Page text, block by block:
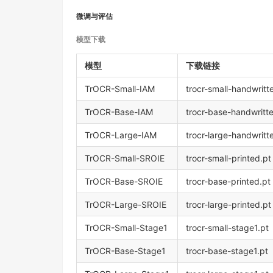
微调与评估
模型下载
模型 下载链接
TrOCR-Small-IAM trocr-small-
TrOCR-Base-IAM trocr-base-
TrOCR-Large-IAM trocr-large-
TrOCR-Small-SROIE trocr-small-printed.pt
TrOCR-Base-SROIE trocr-base-printed.pt
TrOCR-Large-SROIE trocr-large-printed.pt
TrOCR-Small-Stage1 trocr-small-stage1.pt
TrOCR-Base-Stage1 trocr-base-stage1.pt